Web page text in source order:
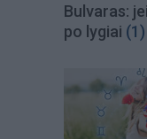
Bulvaras:
po lygiai (1)